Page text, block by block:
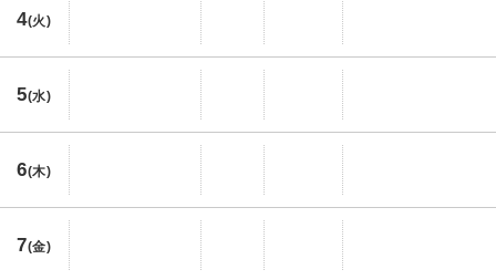
4(火)
5(水)
6(木)
7(金)